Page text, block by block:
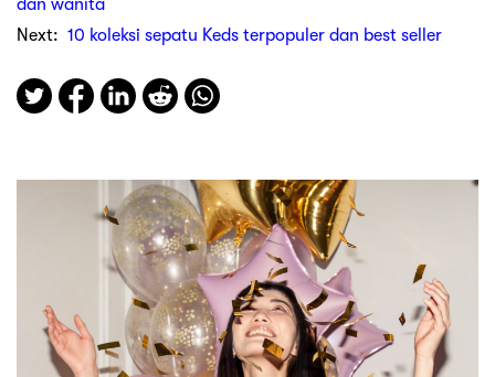
dan wanita
Next: 10 koleksi sepatu Keds terpopuler dan best seller